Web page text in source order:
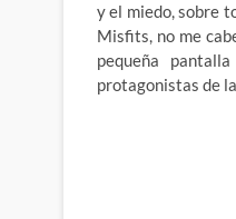
y el miedo, sobre
Misfits, no me
pequeña
protagonistas de